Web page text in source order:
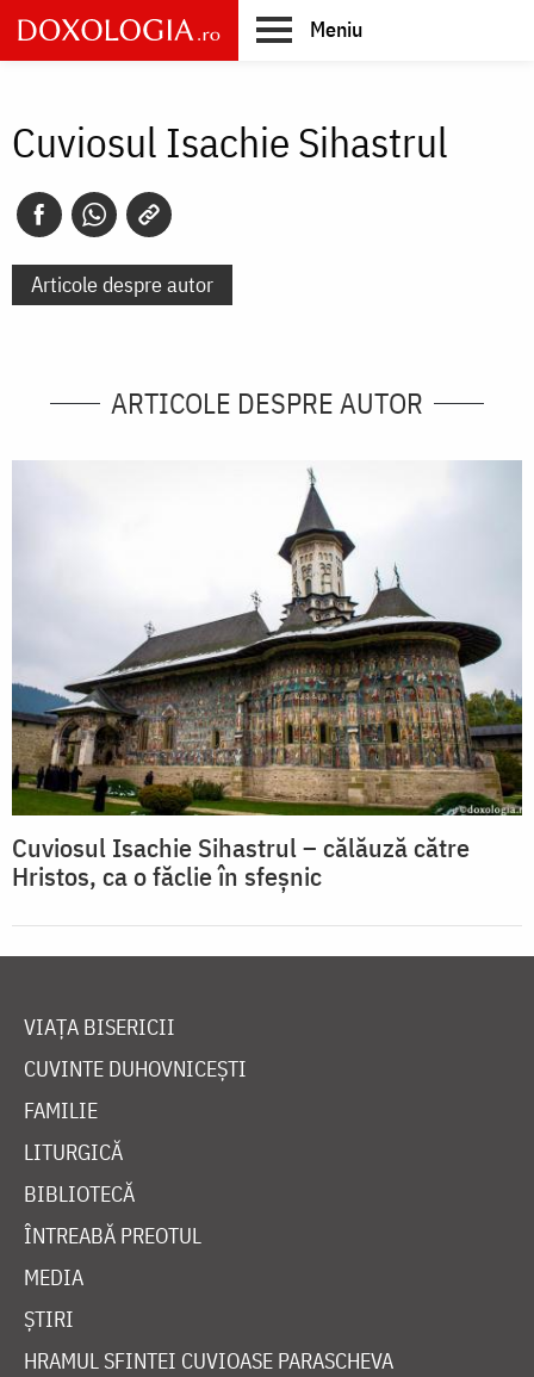
Skip
to
main
Meniu
Cuviosul Isachie Sihastrul
Articole despre autor
ARTICOLE DESPRE AUTOR
Cuviosul Isachie Sihastrul – călăuză către
Hristos, ca o făclie în sfeșnic
VIAȚA BISERICII
CUVINTE DUHOVNICEȘTI
FAMILIE
LITURGICĂ
BIBLIOTECĂ
ÎNTREABĂ PREOTUL
MEDIA
ȘTIRI
HRAMUL SFINTEI CUVIOASE PARASCHEVA